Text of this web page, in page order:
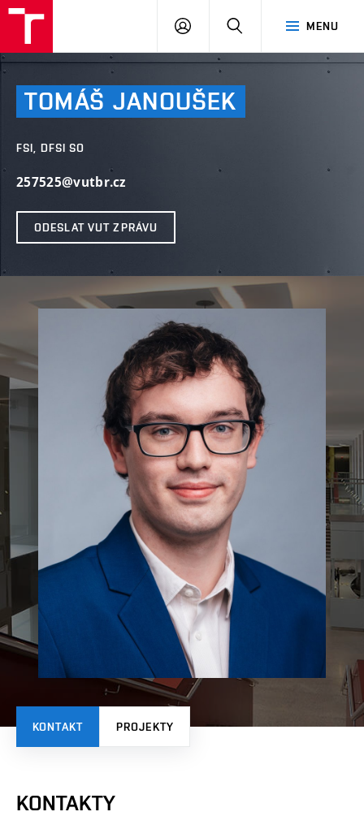
MENU
PŘIHLÁSIT
TOMÁŠ JANOUŠEK
FSI, DFSI SO
257525@vutbr.cz
ODESLAT VUT ZPRÁVU
KONTAKT PROJEKTY
KONTAKTY